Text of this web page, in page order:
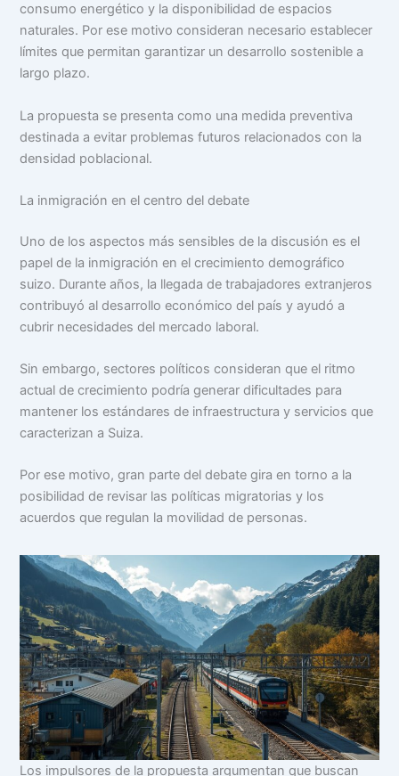
consumo energético y la disponibilidad de espacios
naturales. Por ese motivo consideran necesario establecer
límites que permitan garantizar un desarrollo sostenible a
largo plazo.
La propuesta se presenta como una medida preventiva
destinada a evitar problemas futuros relacionados con la
densidad poblacional.
La inmigración en el centro del debate
Uno de los aspectos más sensibles de la discusión es el
papel de la inmigración en el crecimiento demográfico
suizo. Durante años, la llegada de trabajadores extranjeros
contribuyó al desarrollo económico del país y ayudó a
cubrir necesidades del mercado laboral.
Sin embargo, sectores políticos consideran que el ritmo
actual de crecimiento podría generar dificultades para
mantener los estándares de infraestructura y servicios que
caracterizan a Suiza.
Por ese motivo, gran parte del debate gira en torno a la
posibilidad de revisar las políticas migratorias y los
acuerdos que regulan la movilidad de personas.
Los impulsores de la propuesta argumentan que buscan